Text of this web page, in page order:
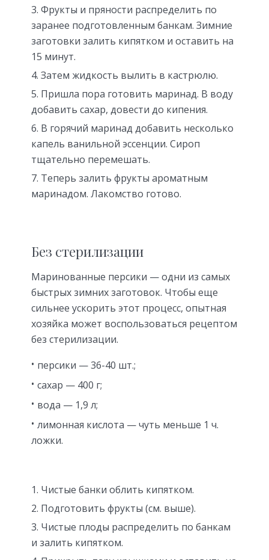
Фрукты и пряности распределить по
заранее подготовленным банкам. Зимние
заготовки залить кипятком и оставить на
15 минут.
Затем жидкость вылить в кастрюлю.
Пришла пора готовить маринад. В воду
добавить сахар, довести до кипения.
В горячий маринад добавить несколько
капель ванильной эссенции. Сироп
тщательно перемешать.
Теперь залить фрукты ароматным
маринадом. Лакомство готово.
Без стерилизации
Маринованные персики — одни из самых
быстрых зимних заготовок. Чтобы еще
сильнее ускорить этот процесс, опытная
хозяйка может воспользоваться рецептом
без стерилизации.
персики — 36-40 шт.;
сахар — 400 г;
вода — 1,9 л;
лимонная кислота — чуть меньше 1 ч.
ложки.
Чистые банки облить кипятком.
Подготовить фрукты (см. выше).
Чистые плоды распределить по банкам
и залить кипятком.